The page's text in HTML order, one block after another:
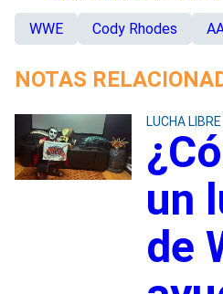
WWE Cody Rhodes
NOTAS
LUCHA LIBRE
un
de